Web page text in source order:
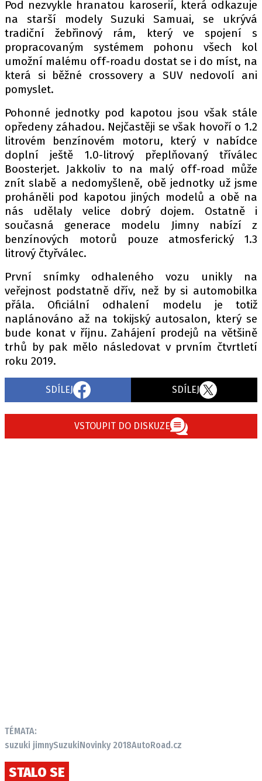
INZERCE
OSOBNÍ ÚDAJE / COOKIES
Provozovatelem serveru autoroad.cz je
INCORP MEDIA GROUP s.r.o., IČ: 118 23 054
Pod nezvykle hranatou karoserií, která odkazuje
na starší modely Suzuki Samuai, se ukrývá
tradiční žebřinový rám, který ve spojení s
propracovaným systémem pohonu všech kol
umožní malému off-roadu dostat se i do míst, na
která si běžné crossovery a SUV nedovolí ani
pomyslet.
Pohonné jednotky pod kapotou jsou však stále
opředeny záhadou. Nejčastěji se však hovoří o 1.2
litrovém benzínovém motoru, který v nabídce
doplní ještě 1.0-litrový přeplňovaný tříválec
Boosterjet. Jakkoliv to na malý off-road může
znít slabě a nedomyšleně, obě jednotky už jsme
proháněli pod kapotou jiných modelů a obě na
nás udělaly velice dobrý dojem. Ostatně i
současná generace modelu Jimny nabízí z
benzínových motorů pouze atmosferický 1.3
litrový čtyřválec.
První snímky odhaleného vozu unikly na
veřejnost podstatně dřív, než by si automobilka
přála. Oficiální odhalení modelu je totiž
naplánováno až na tokijský autosalon, který se
bude konat v říjnu. Zahájení prodejů na většině
trhů by pak mělo následovat v prvním čtvrtletí
roku 2019.
SDÍLEJ SDÍLEJ
VSTOUPIT DO DISKUZE
TÉMATA:
suzuki jimnySuzukiNovinky 2018AutoRoad.cz
STALO SE